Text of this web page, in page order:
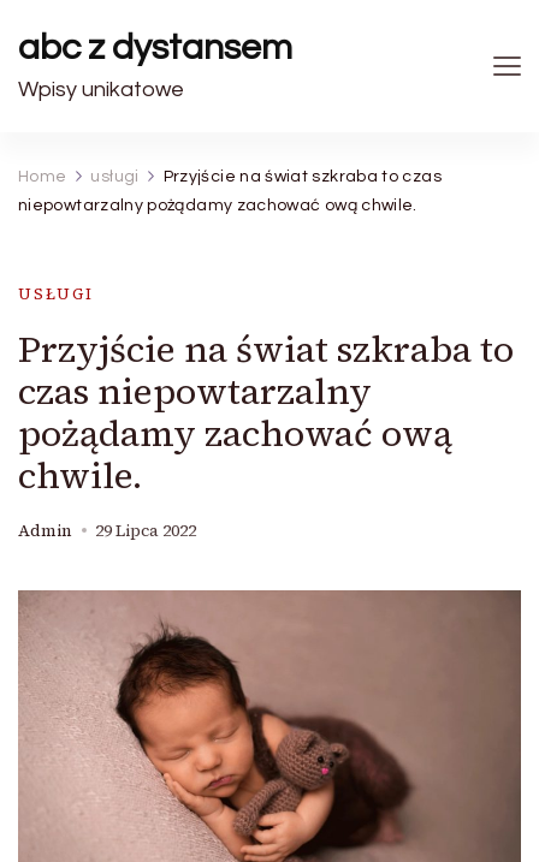
abc z dystansem
Wpisy unikatowe
Home usługi
Przyjście na świat szkraba to czas
niepowtarzalny pożądamy zachować ową chwile.
USŁUGI
Przyjście na świat szkraba to
czas niepowtarzalny
pożądamy zachować ową
chwile.
Admin 29 Lipca 2022